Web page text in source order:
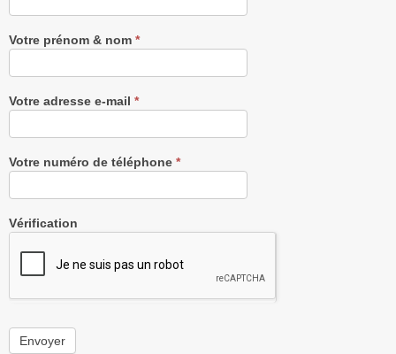
gratuitement
Votre prénom & nom *
Votre adresse e-mail *
Votre numéro de téléphone *
Vérification
Envoyer